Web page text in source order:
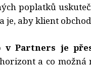
poplatků
je, aby klient
v Partners je
a co